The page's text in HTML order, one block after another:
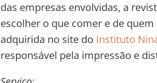
das empresas envolvidas, a
escolher o que comer e de
adquirida no site do Instituto
responsável pela impressão e